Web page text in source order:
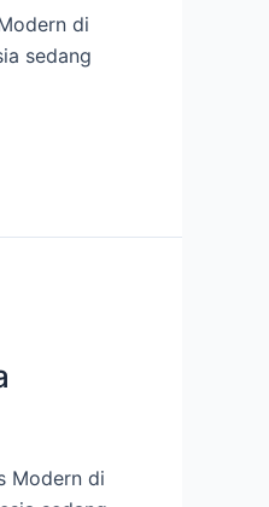
di
sedang
Modern di